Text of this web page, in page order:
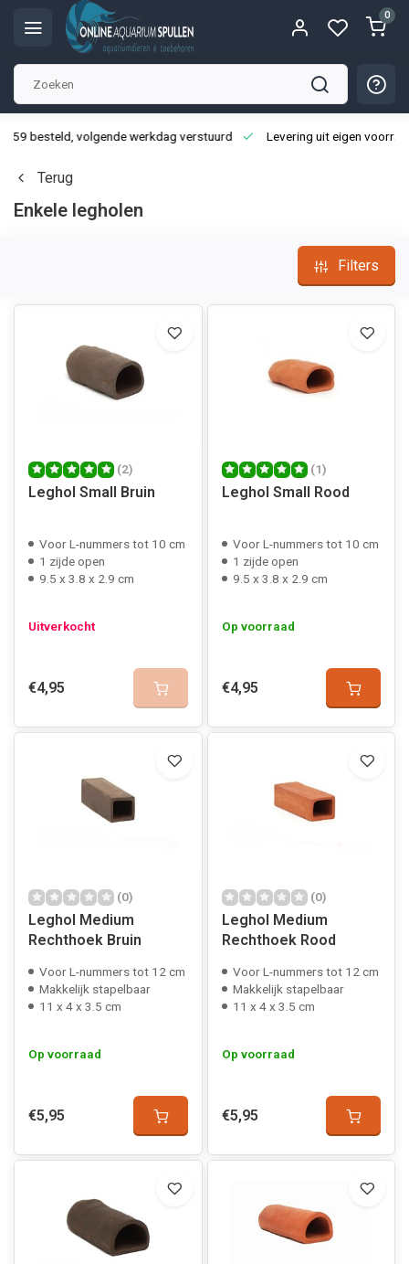
0
besteld, volgende werkdag verstuurd Levering uit eigen
Terug
Enkele legholen
Filters
(2)
Leghol Small Bruin
Voor L-nummers tot 10 cm
1 zijde open
9.5 x 3.8 x 2.9 cm
Uitverkocht
€4,95
(1)
Leghol Small Rood
Voor L-nummers tot 10 cm
1 zijde open
9.5 x 3.8 x 2.9 cm
Op voorraad
€4,95
(0)
Leghol Medium
Rechthoek Bruin
Voor L-nummers tot 12 cm
Makkelijk stapelbaar
11 x 4 x 3.5 cm
Op voorraad
€5,95
(0)
Leghol Medium
Rechthoek Rood
Voor L-nummers tot 12 cm
Makkelijk stapelbaar
11 x 4 x 3.5 cm
Op voorraad
€5,95